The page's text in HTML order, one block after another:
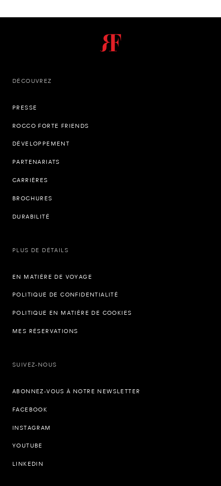
DÉCOUVREZ
PRESSE
ROCCO FORTE FRIENDS
DÉVELOPPEMENT
PARTENARIATS
CARRIÈRES
BROCHURES
DURABILITÉ
PLUS DE DÉTAILS
EN MATIÈRE DE VOYAGE
POLITIQUE DE CONFIDENTIALITÉ
POLITIQUE EN MATIÈRE DE COOKIES
MES RÉSERVATIONS
SUIVEZ-NOUS
ABONNEZ-VOUS À NOTRE NEWSLETTER
FACEBOOK
INSTAGRAM
YOUTUBE
LINKEDIN